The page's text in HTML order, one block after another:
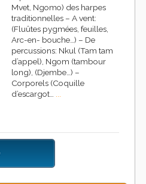
Mvet, Ngomo) des harpes
traditionnelles – A vent:
(Fluûtes pygmées, feuilles,
Arc-en- bouche…) – De
percussions: Nkul (Tam tam
d’appel), Ngom (tambour
long), (Djembe…) –
Corporels (Coquille
d’escargot… ...